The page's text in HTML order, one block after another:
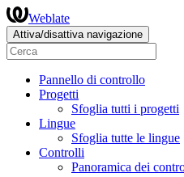
Weblate
Attiva/disattiva navigazione
Pannello di controllo
Progetti
Sfoglia tutti i progetti
Lingue
Sfoglia tutte le lingue
Controlli
Panoramica dei